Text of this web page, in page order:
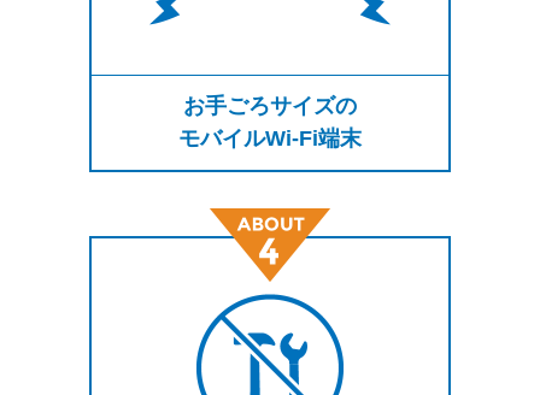
お手ごろサイズの
モバイルWi-Fi端末